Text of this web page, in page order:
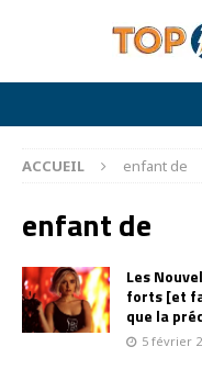
ACCUEIL enfant de
enfant de
Les
forts [et
que la
5 février